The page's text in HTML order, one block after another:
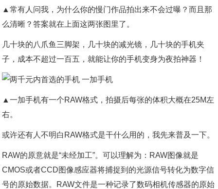
▲常有人问我，为什么你的慢门作品拍出来不会过曝？而且那
么清晰？答案就在上面这两张图里了。
几十块的八爪鱼三脚架，几十块的减光镜，几十块的手机夹
子，成本不超过一百五，就能让你的手机变身为夜拍神器！
▲一加手机有一个RAW格式，拍摄后每张的体积大概在25M左
右。
或许还有人不明白RAW格式是干什么用的，我先来普及一下。
RAW的原意就是“未经加工”。可以理解为：RAW图像就是
CMOS或者CCD图像感应器将捕捉到的光源信号转化为数字信
号的原始数据。RAW文件是一种记录了数码相机传感器的原始